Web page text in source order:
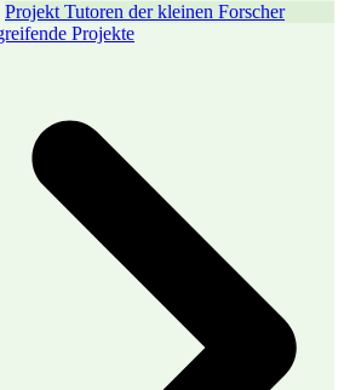
Projekt Tutoren der kleinen Forscher
Projekte